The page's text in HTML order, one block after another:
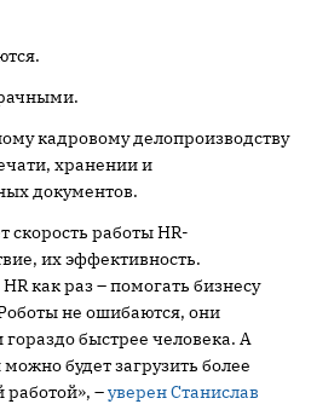
кадровому делопроизводству
хранении и
документов.
работы HR-
их эффективность.
как раз – помогать бизнесу
не ошибаются, они
гораздо быстрее человека. А
будет загрузить более
работой», –уверен Станислав